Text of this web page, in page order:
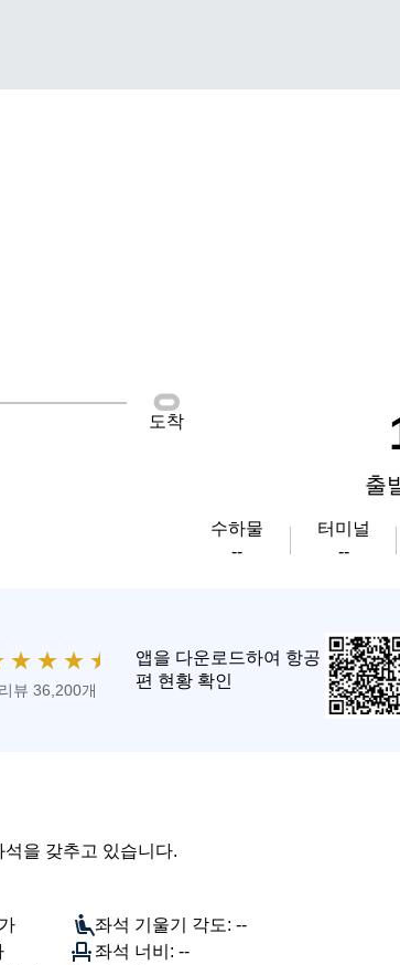
도착
출
수하물
--
터미널
--
★ ★ ★ ★
리뷰 36,200개
앱을 다운로드하여 항공
편 현황 확인
을 갖추고 있습니다.
좌석 기울기 각도: --
좌석 너비: --